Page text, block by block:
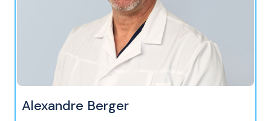
Alexandre Berger